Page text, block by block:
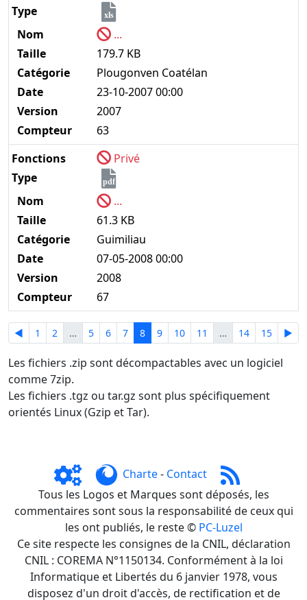
Type
xls
Nom
...
Taille
179.7 KB
Catégorie
Plougonven Coatélan
Date
23-10-2007 00:00
Version
2007
Compteur
63
Fonctions
Privé
Type
pdf
Nom
...
Taille
61.3 KB
Catégorie
Guimiliau
Date
07-05-2008 00:00
Version
2008
Compteur
67
◄ 1 2 … 5 6 7 8 9 10 11 … 14 15 ►
Les fichiers .zip sont décompactables avec un logiciel
comme 7zip.
Les fichiers .tgz ou tar.gz sont plus spécifiquement
orientés Linux (Gzip et Tar).
Charte- Contact
Tous les Logos et Marques sont déposés, les
commentaires sont sous la responsabilité de ceux qui
les ont publiés, le reste © PC-Luzel
Ce site respecte les consignes de la CNIL, déclaration
CNIL : COREMA N°1150134. Conformément à la loi
Informatique et Libertés du 6 janvier 1978, vous
disposez d'un droit d'accès, de rectification et de